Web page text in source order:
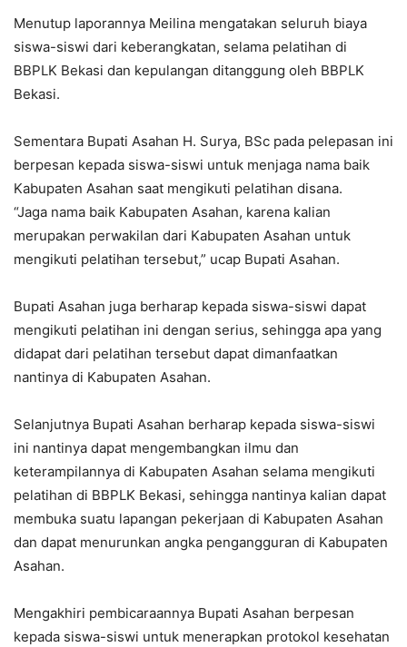
Menutup laporannya Meilina mengatakan seluruh biaya
siswa-siswi dari keberangkatan, selama pelatihan di
BBPLK Bekasi dan kepulangan ditanggung oleh BBPLK
Bekasi.
Sementara Bupati Asahan H. Surya, BSc pada pelepasan ini
berpesan kepada siswa-siswi untuk menjaga nama baik
Kabupaten Asahan saat mengikuti pelatihan disana.
“Jaga nama baik Kabupaten Asahan, karena kalian
merupakan perwakilan dari Kabupaten Asahan untuk
mengikuti pelatihan tersebut,” ucap Bupati Asahan.
Bupati Asahan juga berharap kepada siswa-siswi dapat
mengikuti pelatihan ini dengan serius, sehingga apa yang
didapat dari pelatihan tersebut dapat dimanfaatkan
nantinya di Kabupaten Asahan.
Selanjutnya Bupati Asahan berharap kepada siswa-siswi
ini nantinya dapat mengembangkan ilmu dan
keterampilannya di Kabupaten Asahan selama mengikuti
pelatihan di BBPLK Bekasi, sehingga nantinya kalian dapat
membuka suatu lapangan pekerjaan di Kabupaten Asahan
dan dapat menurunkan angka pengangguran di Kabupaten
Asahan.
Mengakhiri pembicaraannya Bupati Asahan berpesan
kepada siswa-siswi untuk menerapkan protokol kesehatan